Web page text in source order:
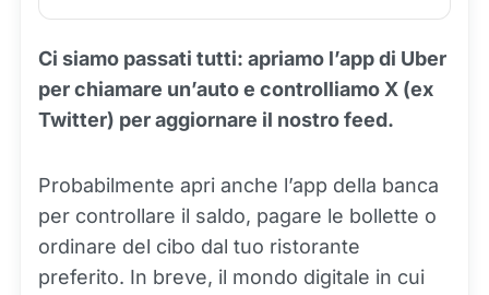
Ci siamo passati tutti: apriamo l’app di Uber
per chiamare un’auto e controlliamo X (ex
Twitter) per aggiornare il nostro feed.
Probabilmente apri anche l’app della banca
per controllare il saldo, pagare le bollette o
ordinare del cibo dal tuo ristorante
preferito. In breve, il mondo digitale in cui